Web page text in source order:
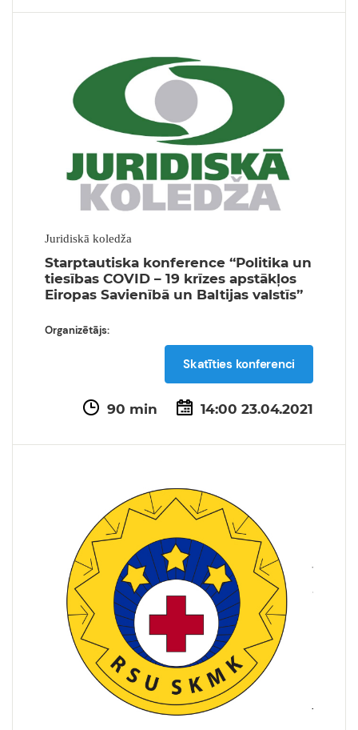
Juridiskā koledža
Starptautiska konference “Politika un
tiesības COVID – 19 krīzes apstākļos
Eiropas Savienībā un Baltijas valstīs”
Organizētājs:
Skatīties konferenci
90 min 14:00 23.04.2021